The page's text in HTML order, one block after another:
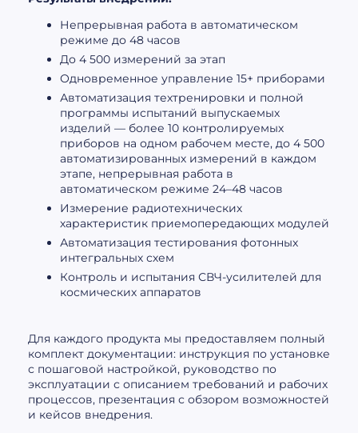
Непрерывная работа в автоматическом
режиме до 48 часов
До 4 500 измерений за этап
Одновременное управление 15+ приборами
Автоматизация техтренировки и полной
программы испытаний выпускаемых
изделий — более 10 контролируемых
приборов на одном рабочем месте, до 4 500
автоматизированных измерений в каждом
этапе, непрерывная работа в
автоматическом режиме 24–48 часов
Измерение радиотехнических
характеристик приемопередающих модулей
Автоматизация тестирования фотонных
интегральных схем
Контроль и испытания СВЧ-усилителей для
космических аппаратов
Для каждого продукта мы предоставляем полный
комплект документации: инструкция по установке
с пошаговой настройкой, руководство по
эксплуатации с описанием требований и рабочих
процессов, презентация с обзором возможностей
и кейсов внедрения.